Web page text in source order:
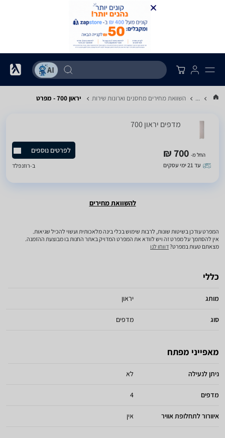
... השוואת מחירים מחסנים וארונות שירות יראון 700 - מפרט
‏מדפים ‏יראון 700
החל מ- 700 ₪
עד 21 ימי עסקים
לפרטים נוספים
ב-רוזנפלד
להשוואת מחירים
המפרט עודכן בשיטות שונות, לרבות שימוש בכלי בינה מלאכותית ועשוי להכיל שגיאות.
אין להסתמך על מפרט זה ויש לוודא את המפרט המדויק באתר החנות בו מבוצעת ההזמנה.
מצאתם טעות במפרט?דווחו לנו
כללי
מותג יראון
סוג מדפים
מאפייני מפתח
ניתן לנעילה לא
מדפים 4
איוורור לתחלופת אוויר אין